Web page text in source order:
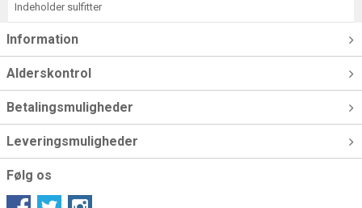
Indeholder sulfitter
Information
Alderskontrol
Betalingsmuligheder
Leveringsmuligheder
Følg os